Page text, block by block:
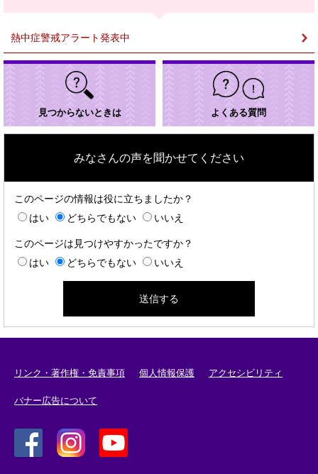
熱中症警戒アラート発表中
見つからないときは よくある質問
みなさんの声を聞かせてください
このページの情報は役に立ちましたか？
はい
どちらでもない いいえ
このページは見つけやすかったですか？
はい
どちらでもない いいえ
リンク・著作権・免責事項 個人情報保護 アクセシビリティ
バナー広告について